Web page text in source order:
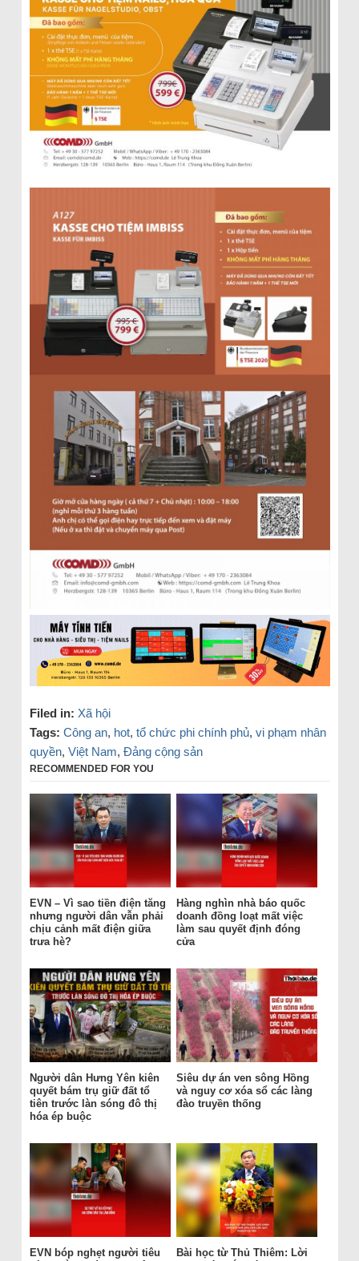
Filed in: Xã hội
Tags: Công an, hot, tổ chức phi chính phủ, vi phạm nhân
quyền, Việt Nam, Đảng cộng sản
RECOMMENDED FOR YOU
EVN – Vì sao tiền điện tăng
nhưng người dân vẫn phải
chịu cảnh mất điện giữa
trưa hè?
Hàng nghìn nhà báo quốc
doanh đồng loạt mất việc
làm sau quyết định đóng
cửa
Người dân Hưng Yên kiên
quyết bám trụ giữ đất tổ
tiên trước làn sóng đô thị
hóa ép buộc
Siêu dự án ven sông Hồng
và nguy cơ xóa sổ các làng
đào truyền thống
EVN bóp nghẹt người tiêu
Bài học từ Thủ Thiêm: Lời